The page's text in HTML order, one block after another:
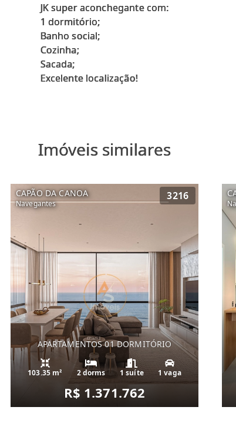
JK super aconchegante com:
1 dormitório;
Banho social;
Cozinha;
Sacada;
Excelente localização!
Imóveis similares
CAPÃO DA CANOA
Navegantes
3216
APARTAMENTOS 01 DORMITÓRIO
103.35 m² 2 dorms 1 suíte 1 vaga
R$ 1.371.762